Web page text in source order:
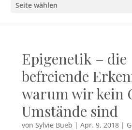
Seite wählen
Epigenetik – die
befreiende
warum wir kein
Umstände sind
von Sylvie Bueb | Apr. 9, 2018|